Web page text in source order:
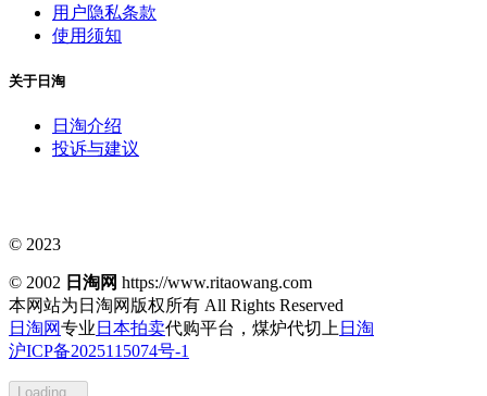
用户隐私条款
使用须知
关于日淘
日淘介绍
投诉与建议
© 2023
© 2002 日淘网 https://www.ritaowang.com
本网站为日淘网版权所有 All Rights Reserved
日淘网专业 日本拍卖代购平台，煤炉代切上 日淘
沪ICP备2025115074号-1
Loading...